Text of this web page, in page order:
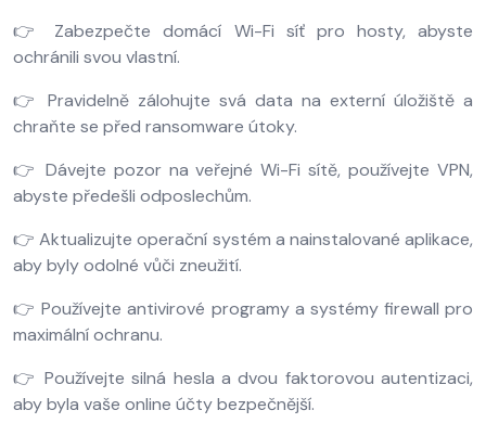
👉 Zabezpečte domácí Wi-Fi síť pro hosty, abyste
ochránili svou vlastní.
👉 Pravidelně zálohujte svá data na externí úložiště a
chraňte se před ransomware útoky.
👉 Dávejte pozor na veřejné Wi-Fi sítě, používejte VPN,
abyste předešli odposlechům.
👉 Aktualizujte operační systém a nainstalované aplikace,
aby byly odolné vůči zneužití.
👉 Používejte antivirové programy a systémy firewall pro
maximální ochranu.
👉 Používejte silná hesla a dvou faktorovou autentizaci,
aby byla vaše online účty bezpečnější.